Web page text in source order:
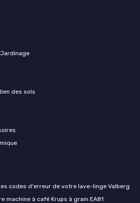
des sols
codes d'erreur de votre lave-linge Valberg
machine à café Krups à grain EA81